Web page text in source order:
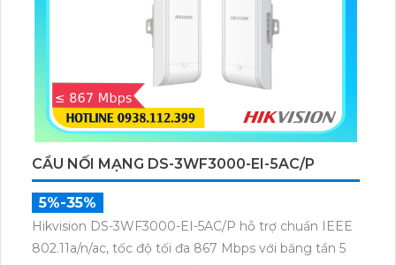
CẦU NỐI MẠNG DS-3WF3000-EI-5AC/P
5%-35%
Hikvision DS-3WF3000-EI-5AC/P hỗ trợ chuẩn IEEE
802.11a/n/ac, tốc độ tối đa 867 Mbps với băng tần 5